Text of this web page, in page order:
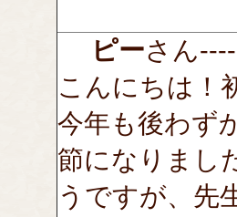
ピーさん
こんにちは！
今年も後わず
節になりまし
うですが、先